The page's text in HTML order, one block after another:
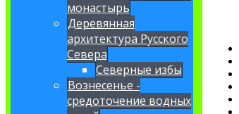
монастырь
Деревянная
архитектура Русского
Севера
Северные избы
Вознесенье -
средоточение водных